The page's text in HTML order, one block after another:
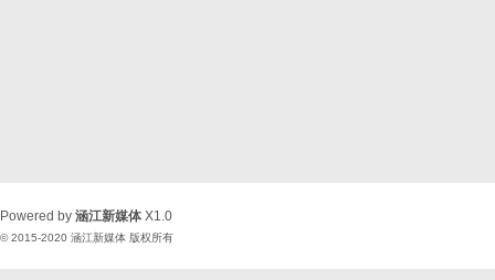
Powered by 涵江新媒体 X1.0
© 2015-2020 涵江新媒体 版权所有